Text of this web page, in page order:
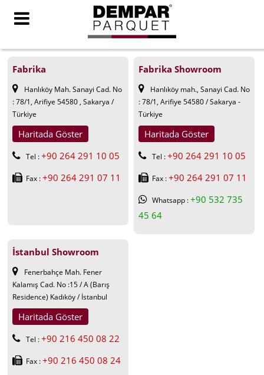
Fabrika
Hanlıköy Mah. Sanayi Cad. No
: 78/1, Arifiye 54580 , Sakarya /
Türkiye
Haritada Göster
Tel :+90 264 291 10 05
Fax :+90 264 291 07 11
Fabrika Showroom
Hanlıköy mah., Sanayi Cad. No
: 78/1, Arifiye 54580 / Sakarya -
Türkiye
Haritada Göster
Tel :+90 264 291 10 05
Fax :+90 264 291 07 11
Whatsapp :+90 532 735
45 64
İstanbul Showroom
Fenerbahçe Mah. Fener
Kalamış Cad. No :15 / A (Barış
Residence) Kadıköy / İstanbul
Haritada Göster
Tel :+90 216 450 08 22
Fax :+90 216 450 08 24